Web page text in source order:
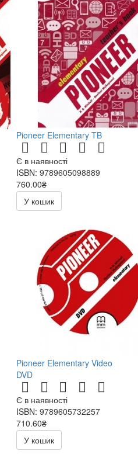
Pioneer Elementary TB
Є в наявності
ISBN: 9789605098889
760.00₴
У кошик
Pioneer Elementary Video
DVD
Є в наявності
ISBN: 9789605732257
710.60₴
836.00₴
У кошик